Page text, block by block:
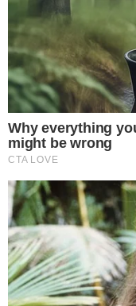
“A equipe de
algumas
segurança da
inicialmente
ficou dentro
fechamento e
por alguns
segurança do
vestígios
indica que o
afirmou o